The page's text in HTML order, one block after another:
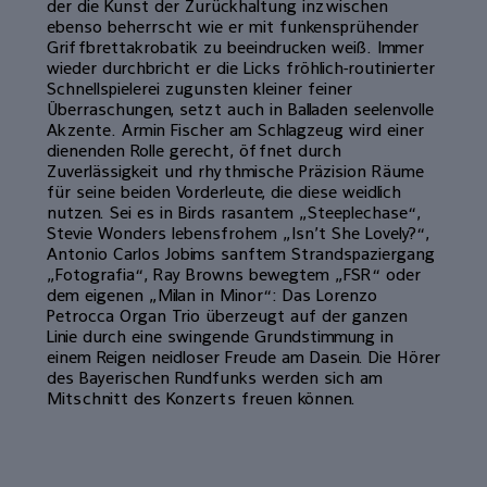
der die Kunst der Zurückhaltung inzwischen
ebenso beherrscht wie er mit funkensprühender
Griffbrettakrobatik zu beeindrucken weiß. Immer
wieder durchbricht er die Licks fröhlich-routinierter
Schnellspielerei zugunsten kleiner feiner
Überraschungen, setzt auch in Balladen seelenvolle
Akzente. Armin Fischer am Schlagzeug wird einer
dienenden Rolle gerecht, öffnet durch
Zuverlässigkeit und rhythmische Präzision Räume
für seine beiden Vorderleute, die diese weidlich
nutzen. Sei es in Birds rasantem „Steeplechase“,
Stevie Wonders lebensfrohem „Isn’t She Lovely?“,
Antonio Carlos Jobims sanftem Strandspaziergang
„Fotografia“, Ray Browns bewegtem „FSR“ oder
dem eigenen „Milan in Minor“: Das Lorenzo
Petrocca Organ Trio überzeugt auf der ganzen
Linie durch eine swingende Grundstimmung in
einem Reigen neidloser Freude am Dasein. Die Hörer
des Bayerischen Rundfunks werden sich am
Mitschnitt des Konzerts freuen können.